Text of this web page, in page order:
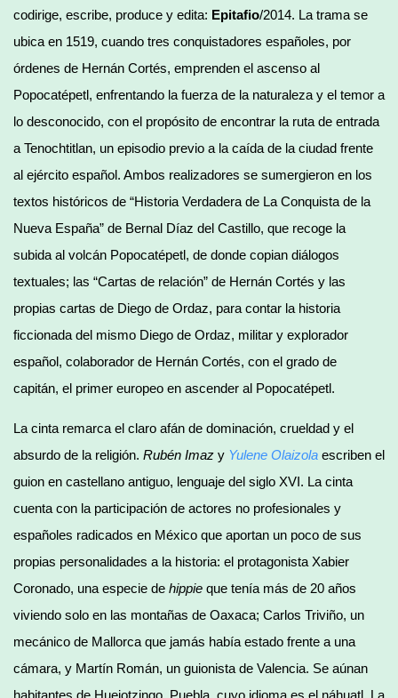
codirige, escribe, produce y edita: Epitafio/2014. La trama se
ubica en 1519, cuando tres conquistadores españoles, por
órdenes de Hernán Cortés, emprenden el ascenso al
Popocatépetl, enfrentando la fuerza de la naturaleza y el temor a
lo desconocido, con el propósito de encontrar la ruta de entrada
a Tenochtitlan, un episodio previo a la caída de la ciudad frente
al ejército español. Ambos realizadores se sumergieron en los
textos históricos de “Historia Verdadera de La Conquista de la
Nueva España” de Bernal Díaz del Castillo, que recoge la
subida al volcán Popocatépetl, de donde copian diálogos
textuales; las “Cartas de relación” de Hernán Cortés y las
propias cartas de Diego de Ordaz, para contar la historia
ficcionada del mismo Diego de Ordaz, militar y explorador
español, colaborador de Hernán Cortés, con el grado de
capitán, el primer europeo en ascender al Popocatépetl.
La cinta remarca el claro afán de dominación, crueldad y el
absurdo de la religión. Rubén Imaz y Yulene Olaizola escriben el
guion en castellano antiguo, lenguaje del siglo XVI. La cinta
cuenta con la participación de actores no profesionales y
españoles radicados en México que aportan un poco de sus
propias personalidades a la historia: el protagonista Xabier
Coronado, una especie de hippie que tenía más de 20 años
viviendo solo en las montañas de Oaxaca; Carlos Triviño, un
mecánico de Mallorca que jamás había estado frente a una
cámara, y Martín Román, un guionista de Valencia. Se aúnan
habitantes de Huejotzingo, Puebla, cuyo idioma es el náhuatl. La